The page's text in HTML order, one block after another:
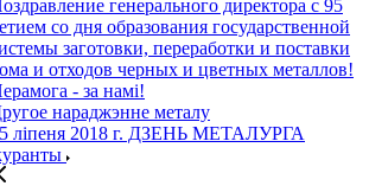
генерального директора с 95
со дня образования государственной
заготовки, переработки и поставки
и отходов черных и цветных металлов!
- за намі!
нараджэнне металу
ліпеня 2018 г. ДЗЕНЬ МЕТАЛУРГА